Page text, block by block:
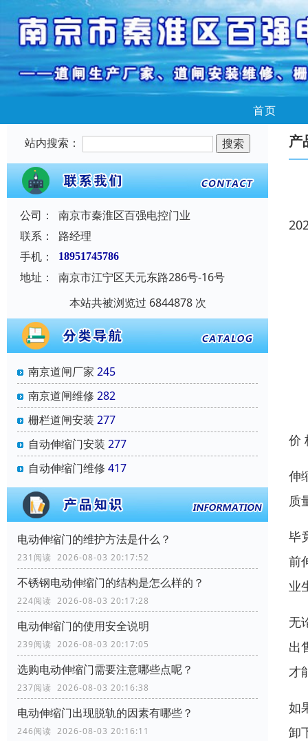
首页
站内搜索：
公司：
南京市秦淮区百强电控门业
联系：
路经理
手机：
18951745786
地址：
南京市江宁区天元东路286号-16号
本站共被浏览过 6844878 次
南京道闸厂家 245
南京道闸维修 282
栅栏道闸安装 277
自动伸缩门安装 277
自动伸缩门维修 417
电动伸缩门的维护方法是什么？
231阅读 2026-08-03 20:17:52
不锈钢电动伸缩门的结构是怎么样的？
224阅读 2026-08-03 20:17:28
电动伸缩门的使用安全说明
239阅读 2026-08-03 20:17:05
选购电动伸缩门需要注意哪些点呢？
237阅读 2026-08-03 20:16:38
电动伸缩门出现脱轨的因素有哪些？
246阅读 2026-08-03 20:16:11
产
价
伸
质
毕
前
业
无
出
才
如
卸